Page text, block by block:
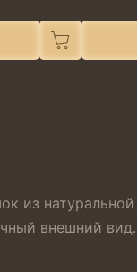
из
внешний вид.